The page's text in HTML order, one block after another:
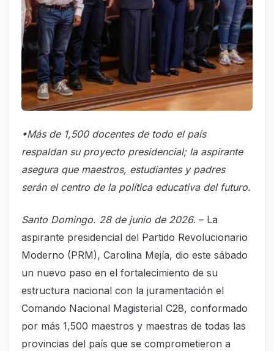
•Más de 1,500 docentes de todo el país
respaldan su proyecto presidencial; la aspirante
asegura que maestros, estudiantes y padres
serán el centro de la política educativa del futuro.
Santo Domingo. 28 de junio de 2026. – La
aspirante presidencial del Partido Revolucionario
Moderno (PRM), Carolina Mejía, dio este sábado
un nuevo paso en el fortalecimiento de su
estructura nacional con la juramentación el
Comando Nacional Magisterial C28, conformado
por más 1,500 maestros y maestras de todas las
provincias del país que se comprometieron a